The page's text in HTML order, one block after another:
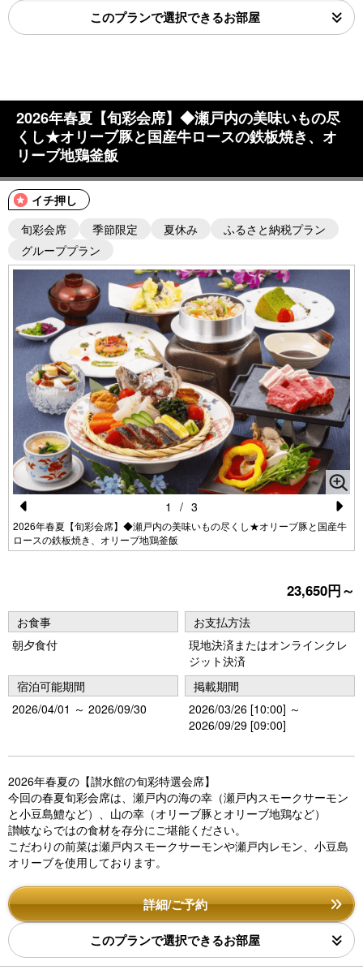
このプランで選択できるお部屋
2026年春夏【旬彩会席】◆瀬戸内の美味いもの尽
くし★オリーブ豚と国産牛ロースの鉄板焼き、オ
リーブ地鶏釜飯
イチ押し
旬彩会席
季節限定 夏休み
ふるさと納税プラン
グループプラン
Pr
e
u
s
2026年春夏【旬彩会席】◆瀬戸内の美味いもの尽くし★オリーブ豚と国産牛
ロースの鉄板焼き、オリーブ地鶏釜飯
N
e
1 / 3
23,650円～
お食事
朝夕食付
お支払方法
現地決済またはオンラインクレ
ジット決済
宿泊可能期間
2026/04/01 ～ 2026/09/30
掲載期間
2026/03/26 [10:00] ～
2026/09/29 [09:00]
2026年春夏の【讃水館の旬彩特選会席】
今回の春夏旬彩会席は、瀬戸内の海の幸（瀬戸内スモークサーモン
と小豆島鱧など）、山の幸（オリーブ豚とオリーブ地鶏など）
讃岐ならではの食材を存分にご堪能ください。
こだわりの前菜は瀬戸内スモークサーモンや瀬戸内レモン、小豆島
オリーブを使用しております。
詳細/ご予約
このプランで選択できるお部屋